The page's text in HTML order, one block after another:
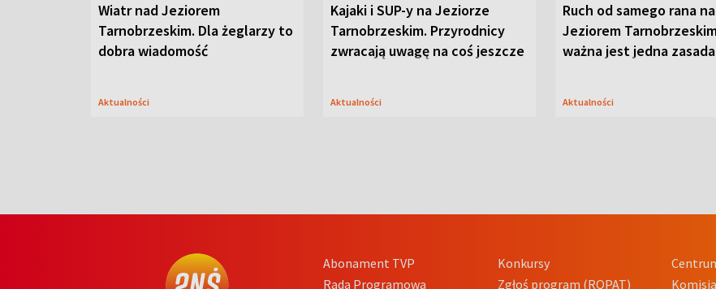
Wiatr nad Jeziorem
Tarnobrzeskim. Dla żeglarzy to
dobra wiadomość
Aktualności
Kajaki i SUP-y na Jeziorze
Tarnobrzeskim. Przyrodnicy
zwracają uwagę na coś jeszcze
Aktualności
Ruch od samego rana
Jeziorem
ważna jest jedna zasada
Aktualności
Abonament TVP
Rada Programowa
Konkursy
Zgłoś program (ROPAT)